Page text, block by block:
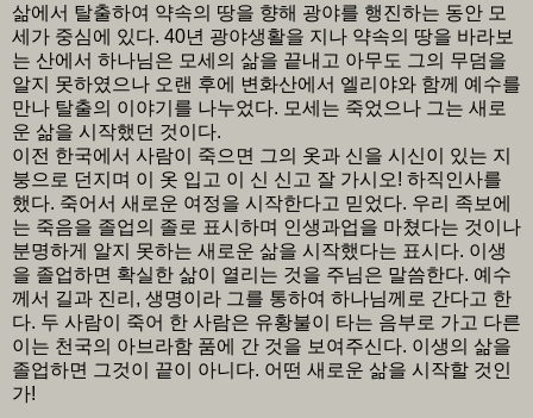
삶에서 탈출하여 약속의 땅을 향해 광야를 행진하는 동안 모
세가 중심에 있다. 40년 광야생활을 지나 약속의 땅을 바라보
는 산에서 하나님은 모세의 삶을 끝내고 아무도 그의 무덤을
알지 못하였으나 오랜 후에 변화산에서 엘리야와 함께 예수를
만나 탈출의 이야기를 나누었다. 모세는 죽었으나 그는 새로
운 삶을 시작했던 것이다.
이전 한국에서 사람이 죽으면 그의 옷과 신을 시신이 있는 지
붕으로 던지며 이 옷 입고 이 신 신고 잘 가시오! 하직인사를
했다. 죽어서 새로운 여정을 시작한다고 믿었다. 우리 족보에
는 죽음을 졸업의 졸로 표시하며 인생과업을 마쳤다는 것이나
분명하게 알지 못하는 새로운 삶을 시작했다는 표시다. 이생
을 졸업하면 확실한 삶이 열리는 것을 주님은 말씀한다. 예수
께서 길과 진리, 생명이라 그를 통하여 하나님께로 간다고 한
다. 두 사람이 죽어 한 사람은 유황불이 타는 음부로 가고 다른
이는 천국의 아브라함 품에 간 것을 보여주신다. 이생의 삶을
졸업하면 그것이 끝이 아니다. 어떤 새로운 삶을 시작할 것인
가!